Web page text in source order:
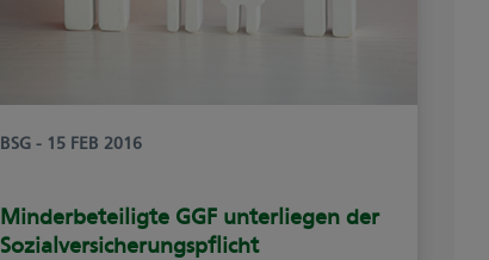
BSG- 15 FEB 2016
Minderbeteiligte GGF unterliegen der
Sozialversicherungspflicht